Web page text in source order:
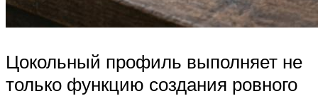
Цокольный профиль выполняет не
только функцию создания ровного